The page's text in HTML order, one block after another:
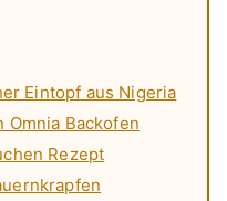
Eintopf aus Nigeria
Omnia Backofen
Rezept